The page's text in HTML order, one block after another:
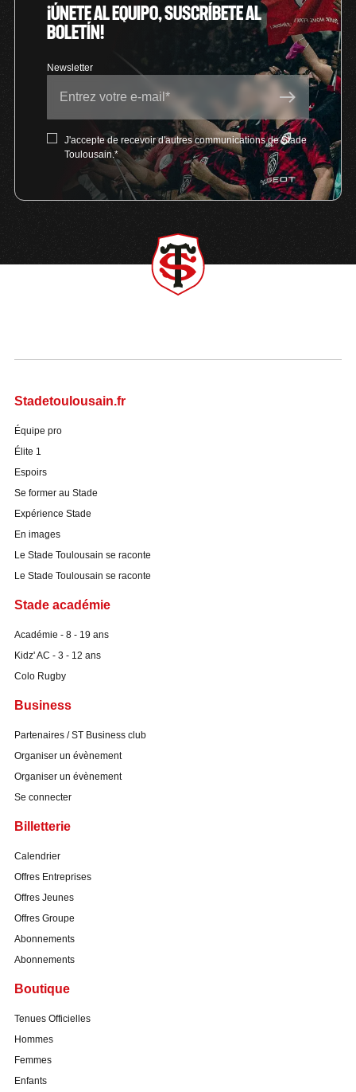
¡ÚNETE AL EQUIPO, SUSCRÍBETE AL
BOLETÍN!
J'accepte de recevoir d'autres communications de Stade
Toulousain.*
Stadetoulousain.fr
Équipe pro
Élite 1
Espoirs
Se former au Stade
Expérience Stade
En images
Le Stade Toulousain se raconte
Le Stade Toulousain se raconte
Stade académie
Académie - 8 - 19 ans
Kidz' AC - 3 - 12 ans
Colo Rugby
Business
Partenaires / ST Business club
Organiser un évènement
Organiser un évènement
Se connecter
Billetterie
Calendrier
Offres Entreprises
Offres Jeunes
Offres Groupe
Abonnements
Abonnements
Boutique
Tenues Officielles
Hommes
Femmes
Enfants